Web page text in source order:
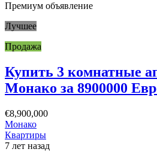
Премиум объявление
Лучшее
Продажа
Купить 3 комнатные
Монако за 8900000
€8,900,000
Монако
Квартиры
7 лет назад